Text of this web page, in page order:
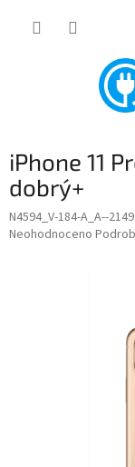
iPhone 11
dobrý+
N4594_V-184-A_A--2149
Průměrné
Neohodnoceno